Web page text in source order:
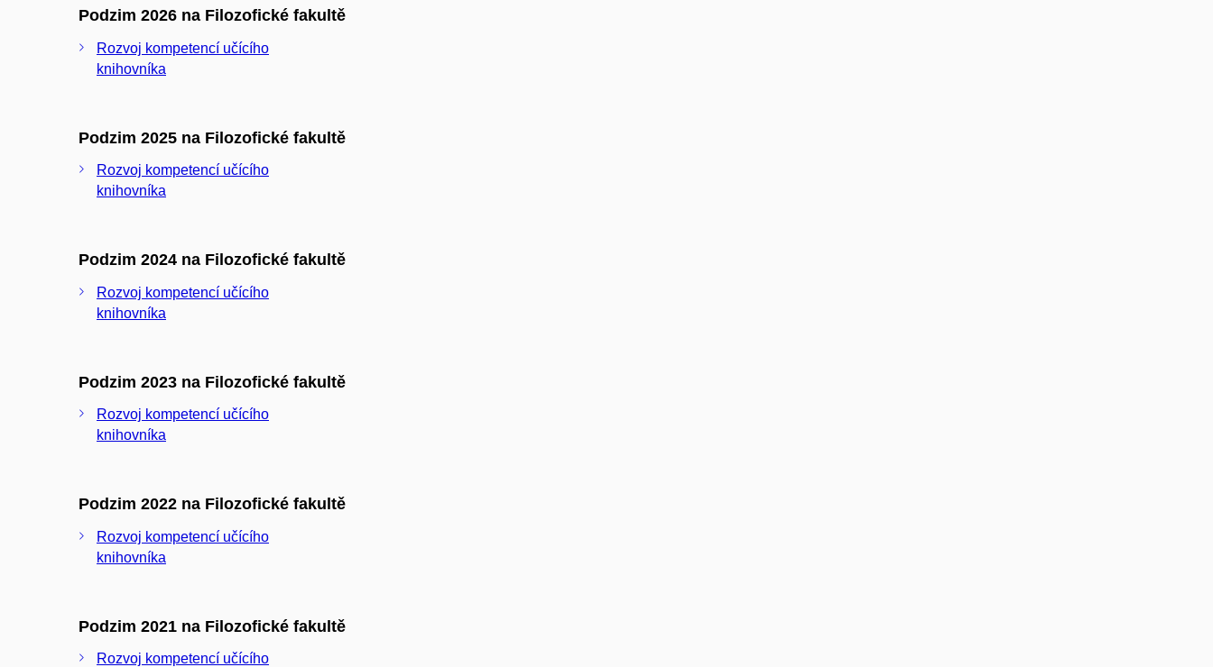
Podzim 2026 na Filozofické fakultě
Rozvoj kompetencí učícího
knihovníka
Podzim 2025 na Filozofické fakultě
Rozvoj kompetencí učícího
knihovníka
Podzim 2024 na Filozofické fakultě
Rozvoj kompetencí učícího
knihovníka
Podzim 2023 na Filozofické fakultě
Rozvoj kompetencí učícího
knihovníka
Podzim 2022 na Filozofické fakultě
Rozvoj kompetencí učícího
knihovníka
Podzim 2021 na Filozofické fakultě
Rozvoj kompetencí učícího